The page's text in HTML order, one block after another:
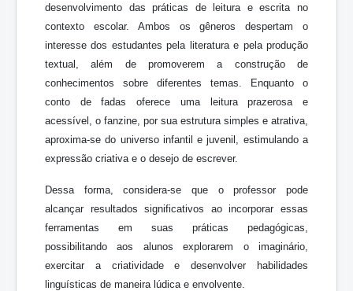
desenvolvimento das práticas de leitura e escrita no
contexto escolar. Ambos os gêneros despertam o
interesse dos estudantes pela literatura e pela produção
textual, além de promoverem a construção de
conhecimentos sobre diferentes temas. Enquanto o
conto de fadas oferece uma leitura prazerosa e
acessível, o fanzine, por sua estrutura simples e atrativa,
aproxima-se do universo infantil e juvenil, estimulando a
expressão criativa e o desejo de escrever.
Dessa forma, considera-se que o professor pode
alcançar resultados significativos ao incorporar essas
ferramentas em suas práticas pedagógicas,
possibilitando aos alunos explorarem o imaginário,
exercitar a criatividade e desenvolver habilidades
linguísticas de maneira lúdica e envolvente.